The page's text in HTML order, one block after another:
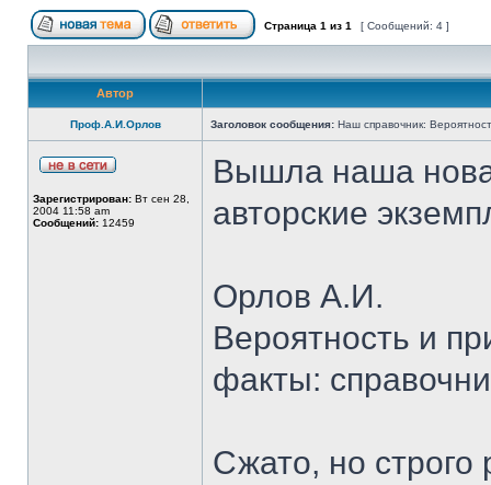
Страница 1 из 1 [ Сообщений: 4 ]
Автор
Проф.А.И.Орлов Заголовок сообщения: Наш справочник:
Зарегистрирован: Вт сен 28,
2004 11:58 am
Сообщений: 12459
Вышла наша
авторские
Орлов А.И.
Вероятность и
факты:
Сжато, но строго